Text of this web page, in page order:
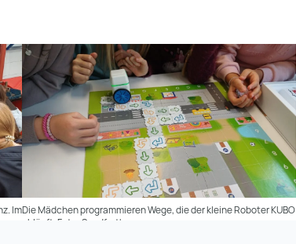
ImDie Mädchen programmieren Wege, die der kleine Roboter KUBO
abläuft. Foto: Sandforth